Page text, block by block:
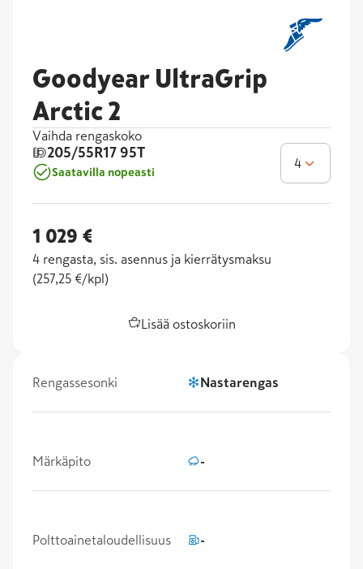
Goodyear UltraGrip
Arctic 2
Vaihda rengaskoko
205/55R17 95T
Saatavilla nopeasti
4
1 029 €
4 rengasta, sis. asennus ja kierrätysmaksu
(257,25 €/kpl )
Lisää ostoskoriin
Rengassesonki Nastarengas
Märkäpito -
Polttoainetaloudellisuus -